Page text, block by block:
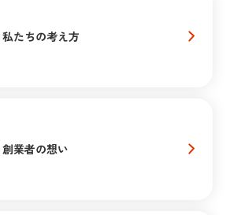
私たちの考え方
創業者の想い